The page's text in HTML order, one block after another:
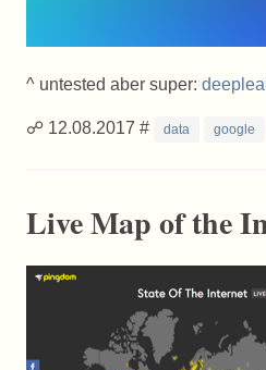
^ untested aber super:
☍ 12.08.2017 # data google
Live Map of the